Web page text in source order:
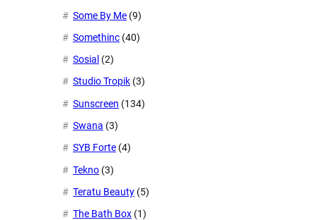
Some By Me (9)
Somethinc (40)
Sosial (2)
Studio Tropik (3)
Sunscreen (134)
Swana (3)
SYB Forte (4)
Tekno (3)
Teratu Beauty (5)
The Bath Box (1)